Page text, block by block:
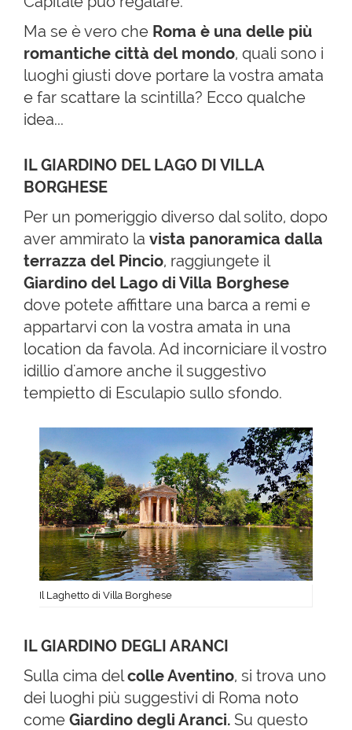
Ma se è vero che Roma è una delle più
romantiche città del mondo, quali sono i
luoghi giusti dove portare la vostra amata
e far scattare la scintilla? Ecco qualche
idea...
IL GIARDINO DEL LAGO DI VILLA
BORGHESE
Per un pomeriggio diverso dal solito, dopo
aver ammirato la vista panoramica dalla
terrazza del Pincio, raggiungete il
Giardino del Lago di Villa Borghese
dove potete affittare una barca a remi e
appartarvi con la vostra amata in una
location da favola. Ad incorniciare il vostro
idillio d'amore anche il suggestivo
tempietto di Esculapio sullo sfondo.
Il Laghetto di Villa Borghese
IL GIARDINO DEGLI ARANCI
Sulla cima delcolle Aventino, si trova uno
dei luoghi più suggestivi di Roma noto
come Giardino degli Aranci. Su questo